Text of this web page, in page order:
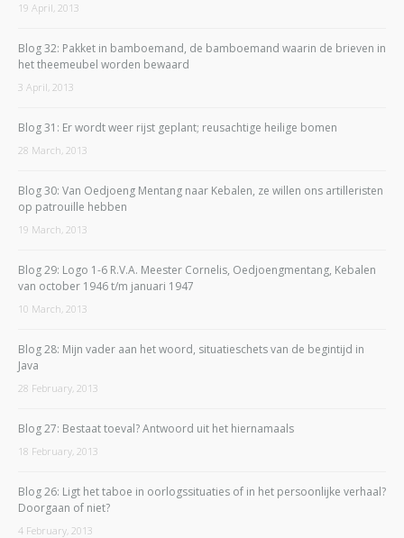
19 April, 2013
Blog 32: Pakket in bamboemand, de bamboemand waarin de brieven in
het theemeubel worden bewaard
3 April, 2013
Blog 31: Er wordt weer rijst geplant; reusachtige heilige bomen
28 March, 2013
Blog 30: Van Oedjoeng Mentang naar Kebalen, ze willen ons artilleristen
op patrouille hebben
19 March, 2013
Blog 29: Logo 1-6 R.V.A. Meester Cornelis, Oedjoengmentang, Kebalen
van october 1946 t/m januari 1947
10 March, 2013
Blog 28: Mijn vader aan het woord, situatieschets van de begintijd in
Java
28 February, 2013
Blog 27: Bestaat toeval? Antwoord uit het hiernamaals
18 February, 2013
Blog 26: Ligt het taboe in oorlogssituaties of in het persoonlijke verhaal?
Doorgaan of niet?
4 February, 2013